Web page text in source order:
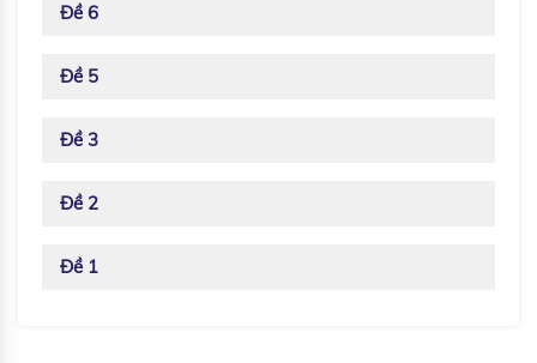
Đề 6
Đề 5
Đề 3
Đề 2
Đề 1